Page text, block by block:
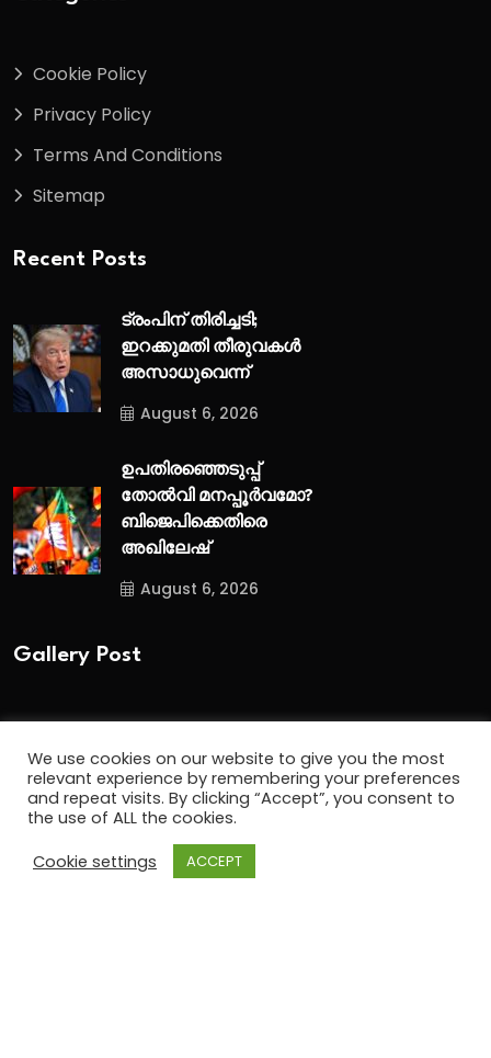
Cookie Policy
Privacy Policy
Terms And Conditions
Sitemap
Recent Posts
ട്രംപിന് തിരിച്ചടി;
ഇറക്കുമതി തീരുവകൾ
അസാധുവെന്ന്
August 6, 2026
ഉപതിരഞ്ഞെടുപ്പ്
തോൽവി മനപ്പൂർവമോ?
ബിജെപിക്കെതിരെ
അഖിലേഷ്
August 6, 2026
Gallery Post
We use cookies on our website to give you the most
relevant experience by remembering your preferences
and repeat visits. By clicking “Accept”, you consent to
the use of ALL the cookies.
Cookie settings
ACCEPT